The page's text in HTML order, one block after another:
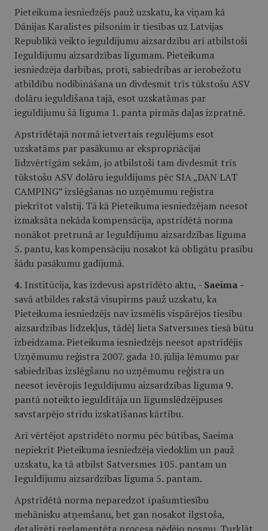
Pieteikuma iesniedzējs pauž uzskatu, ka viņam kā
Dānijas Karalistes pilsonim ir tiesības uz Latvijas
Republikā veikto ieguldījumu aizsardzību arī atbilstoši
Ieguldījumu aizsardzības līgumam. Pieteikuma
iesniedzēja darbības, proti, sabiedrības ar ierobežotu
atbildību nodibināšana un divdesmit trīs tūkstošu ASV
dolāru ieguldīšana tajā, esot uzskatāmas par
ieguldījumu šā līguma 1. panta pirmās daļas izpratnē.
Apstrīdētajā normā ietvertais regulējums esot
uzskatāms par pasākumu ar ekspropriācijai
līdzvērtīgām sekām, jo atbilstoši tam divdesmit trīs
tūkstošu ASV dolāru ieguldījums pēc SIA „DAN LAT
CAMPING” izslēgšanas no uzņēmumu reģistra
piekrītot valstij. Tā kā Pieteikuma iesniedzējam neesot
izmaksāta nekāda kompensācija, apstrīdētā norma
nonākot pretrunā ar Ieguldījumu aizsardzības līguma
5. pantu, kas kompensāciju nosakot kā obligātu prasību
šādu pasākumu gadījumā.
4. Institūcija, kas izdevusi apstrīdēto aktu, - Saeima -
savā atbildes rakstā visupirms pauž uzskatu, ka
Pieteikuma iesniedzējs nav izsmēlis vispārējos tiesību
aizsardzības līdzekļus, tādēļ lieta Satversmes tiesā būtu
izbeidzama. Pieteikuma iesniedzējs neesot apstrīdējis
Uzņēmumu reģistra 2007. gada 10. jūlija lēmumu par
sabiedrības izslēgšanu no uzņēmumu reģistra un
neesot ievērojis Ieguldījumu aizsardzības līguma 9.
pantā noteikto ieguldītāja un līgumslēdzējpuses
savstarpējo strīdu izskatīšanas kārtību.
Arī vērtējot apstrīdēto normu pēc būtības, Saeima
nepiekrīt Pieteikuma iesniedzēja viedoklim un pauž
uzskatu, ka tā atbilst Satversmes 105. pantam un
Ieguldījumu aizsardzības līguma 5. pantam.
Apstrīdētā norma neparedzot īpašumtiesību
mehānisku atņemšanu, bet gan nosakot ilgstoša,